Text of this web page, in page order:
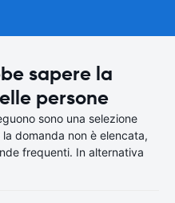
sapere la
persone
sono una selezione
domanda non è elencata,
frequenti. In alternativa